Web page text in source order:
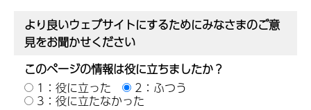
より良いウェブサイトにするためにみなさまのご意
見をお聞かせください
このページの情報は役に立ちましたか？
1：役に立った
2：ふつう
3：役に立たなかった